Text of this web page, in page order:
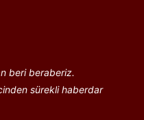
beri beraberiz.
sürekli haberdar